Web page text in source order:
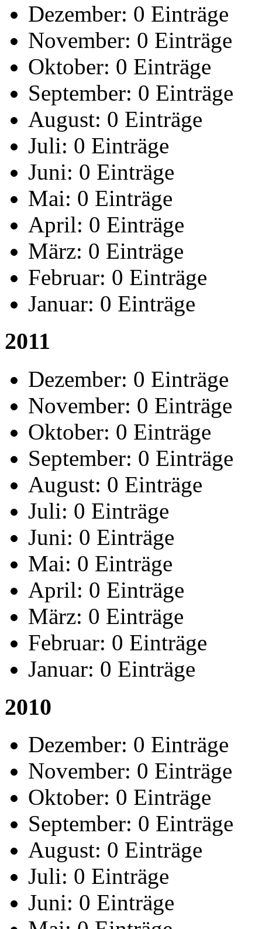
Dezember: 0 Einträge
November: 0 Einträge
Oktober: 0 Einträge
September: 0 Einträge
August: 0 Einträge
Juli: 0 Einträge
Juni: 0 Einträge
Mai: 0 Einträge
April: 0 Einträge
März: 0 Einträge
Februar: 0 Einträge
Januar: 0 Einträge
2011
Dezember: 0 Einträge
November: 0 Einträge
Oktober: 0 Einträge
September: 0 Einträge
August: 0 Einträge
Juli: 0 Einträge
Juni: 0 Einträge
Mai: 0 Einträge
April: 0 Einträge
März: 0 Einträge
Februar: 0 Einträge
Januar: 0 Einträge
2010
Dezember: 0 Einträge
November: 0 Einträge
Oktober: 0 Einträge
September: 0 Einträge
August: 0 Einträge
Juli: 0 Einträge
Juni: 0 Einträge